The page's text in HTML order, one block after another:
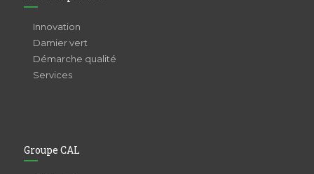
Innovation
Damier vert
Démarche qualité
Services
Groupe CAL